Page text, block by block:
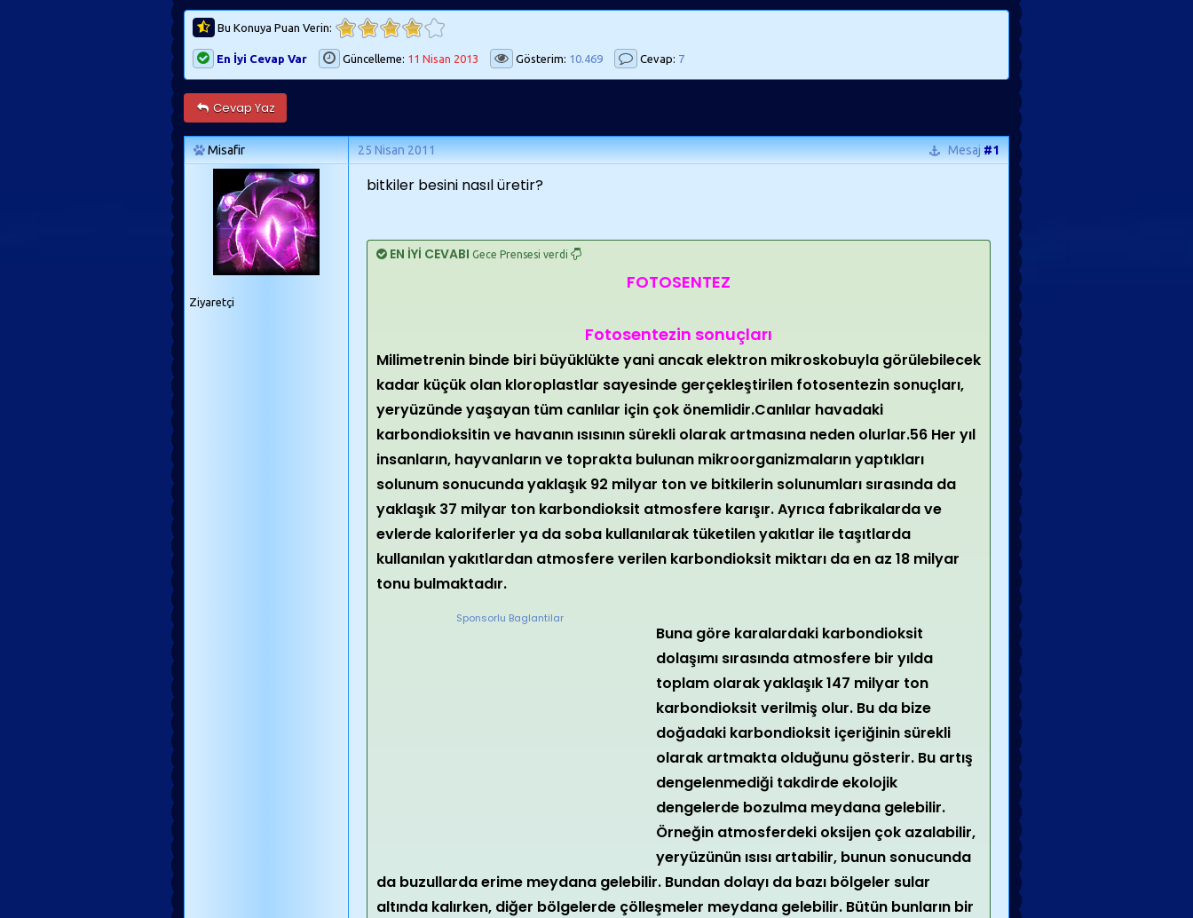
Bu Konuya Puan Verin:
En İyi Cevap Var Güncelleme: 11 Nisan 2013 Gösterim: 10.469 Cevap: 7
Cevap Yaz
Misafir 25 Nisan 2011 Mesaj#1
Ziyaretçi
bitkiler besini nasıl üretir?
EN İYİ CEVABI Gece Prensesi verdi
FOTOSENTEZ
Fotosentezin sonuçları
Milimetrenin binde biri büyüklükte yani ancak elektron mikroskobuyla görülebilecek
kadar küçük olan kloroplastlar sayesinde gerçekleştirilen fotosentezin sonuçları,
yeryüzünde yaşayan tüm canlılar için çok önemlidir.Canlılar havadaki
karbondioksitin ve havanın ısısının sürekli olarak artmasına neden olurlar.56 Her yıl
insanların, hayvanların ve toprakta bulunan mikroorganizmaların yaptıkları
solunum sonucunda yaklaşık 92 milyar ton ve bitkilerin solunumları sırasında da
yaklaşık 37 milyar ton karbondioksit atmosfere karışır. Ayrıca fabrikalarda ve
evlerde kaloriferler ya da soba kullanılarak tüketilen yakıtlar ile taşıtlarda
kullanılan yakıtlardan atmosfere verilen karbondioksit miktarı da en az 18 milyar
tonu bulmaktadır.
Sponsorlu Baglantilar
Buna göre karalardaki karbondioksit
dolaşımı sırasında atmosfere bir yılda
toplam olarak yaklaşık 147 milyar ton
karbondioksit verilmiş olur. Bu da bize
doğadaki karbondioksit içeriğinin sürekli
olarak artmakta olduğunu gösterir. Bu artış
dengelenmediği takdirde ekolojik
dengelerde bozulma meydana gelebilir.
Örneğin atmosferdeki oksijen çok azalabilir,
yeryüzünün ısısı artabilir, bunun sonucunda
da buzullarda erime meydana gelebilir. Bundan dolayı da bazı bölgeler sular
altında kalırken, diğer bölgelerde çölleşmeler meydana gelebilir. Bütün bunların bir